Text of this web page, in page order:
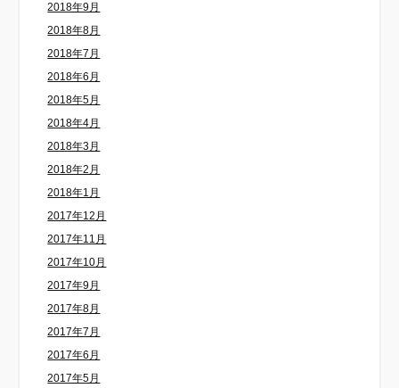
2018年9月
2018年8月
2018年7月
2018年6月
2018年5月
2018年4月
2018年3月
2018年2月
2018年1月
2017年12月
2017年11月
2017年10月
2017年9月
2017年8月
2017年7月
2017年6月
2017年5月